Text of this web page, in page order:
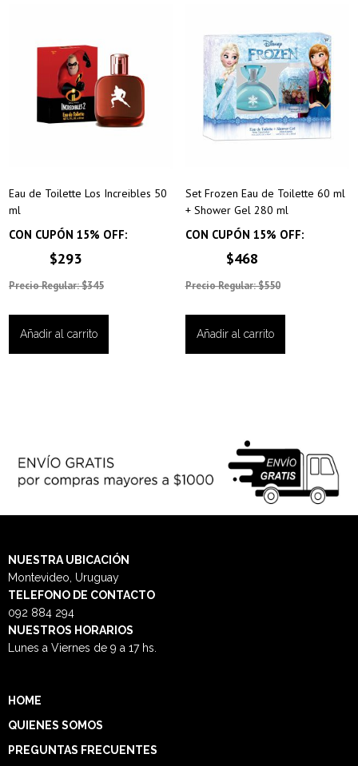
Eau de Toilette Los Increibles 50
ml
CON CUPÓN 15% OFF:
$293
Precio Regular: $345
Añadir al carrito
Set Frozen Eau de Toilette 60 ml
+ Shower Gel 280 ml
CON CUPÓN 15% OFF:
$468
Precio Regular: $550
Añadir al carrito
NUESTRAUBICACIÓN
Montevideo, Uruguay
TELEFONO DE CONTACTO
092 884 294
NUESTROS HORARIOS
Lunes a Viernes de 9 a 17 hs.
HOME
QUIENES SOMOS
PREGUNTAS FRECUENTES